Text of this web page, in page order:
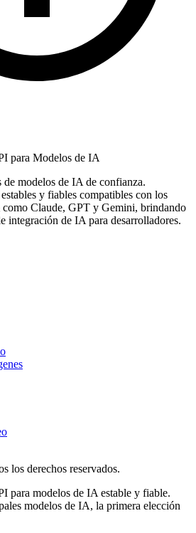
para Modelos de IA
modelos de IA de confianza.
y fiables compatibles con los
Claude, GPT y Gemini, brindando
integración de IA para desarrolladores.
los derechos reservados.
para modelos de IA estable y fiable.
modelos de IA, la primera elección